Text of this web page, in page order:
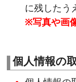
に残したう
※写真や画
個人情報の